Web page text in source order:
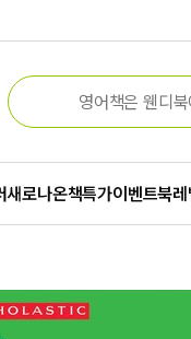
새로나온책특가이벤트북